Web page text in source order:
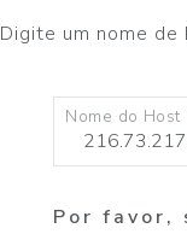
Digite um nome
Nome do
Por favor,